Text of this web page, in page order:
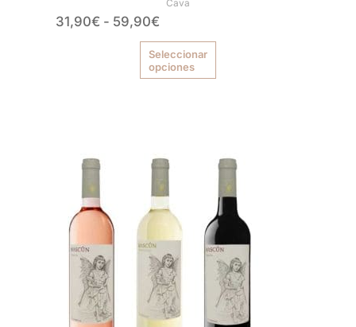
Cava
31,90€ - 59,90€
Seleccionar
opciones